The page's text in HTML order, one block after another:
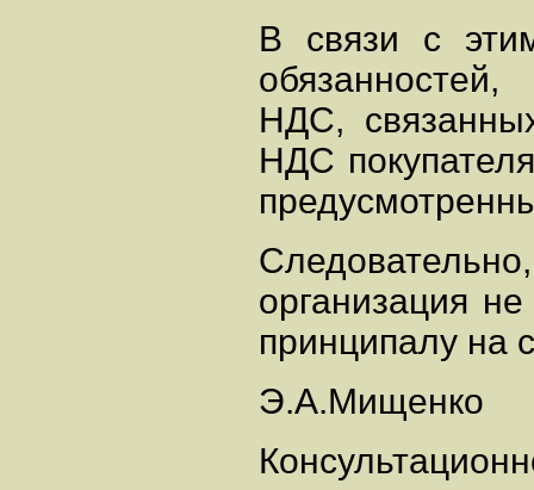
В связи с
НДС,
НДС
организация
принципалу на
Э.А.Мищенко